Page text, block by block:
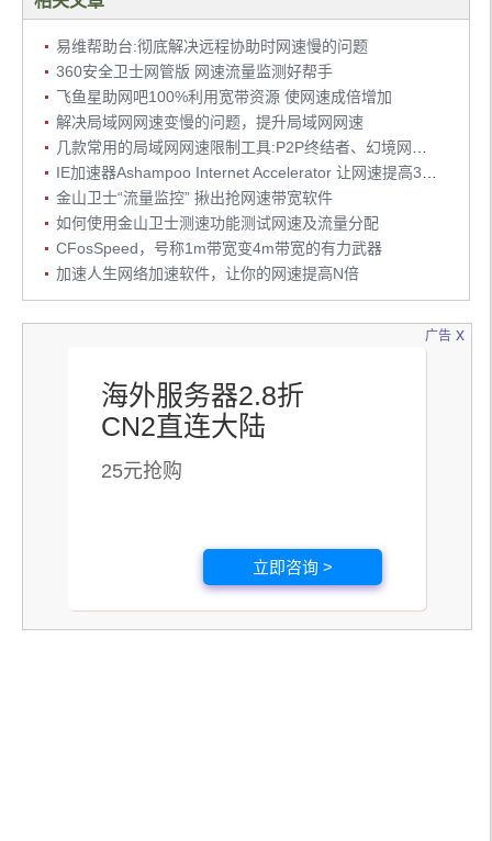
易维帮助台:彻底解决远程协助时网速慢的问题
360安全卫士网管版 网速流量监测好帮手
飞鱼星助网吧100%利用宽带资源 使网速成倍增加
解决局域网网速变慢的问题，提升局域网网速
金山卫士“流量监控” 揪出抢网速带宽软件
如何使用金山卫士测速功能测试网速及流量分配
CFosSpeed，号称1m带宽变4m带宽的有力武器
加速人生网络加速软件，让你的网速提高N倍
广告
海外服务器2.8折
CN2直连大陆
25元抢购
立即咨询 >
x